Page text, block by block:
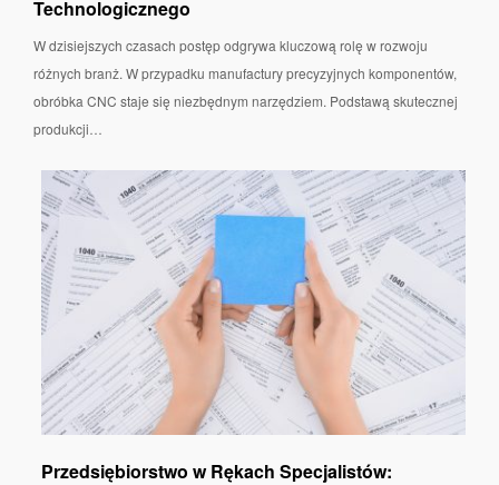
Technologicznego
W dzisiejszych czasach postęp odgrywa kluczową rolę w rozwoju
różnych branż. W przypadku manufactury precyzyjnych komponentów,
obróbka CNC staje się niezbędnym narzędziem. Podstawą skutecznej
produkcji…
Przedsiębiorstwo w Rękach Specjalistów: